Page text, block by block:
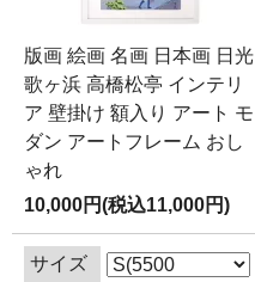
版画 絵画 名画 日本画 日光
歌ヶ浜 高橋松亭 インテリ
ア 壁掛け 額入り アート モ
ダン アートフレーム おし
ゃれ
10,000円(税込11,000円)
サイズ